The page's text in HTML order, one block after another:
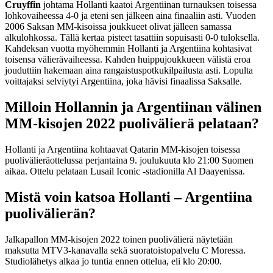
Cruyffin johtama Hollanti kaatoi Argentiinan turnauksen toisessa
lohkovaiheessa 4-0 ja eteni sen jälkeen aina finaaliin asti. Vuoden
2006 Saksan MM-kisoissa joukkueet olivat jälleen samassa
alkulohkossa. Tällä kertaa pisteet tasattiin sopuisasti 0-0 tuloksella.
Kahdeksan vuotta myöhemmin Hollanti ja Argentiina kohtasivat
toisensa välierävaiheessa. Kahden huippujoukkueen välistä eroa
jouduttiin hakemaan aina rangaistuspotkukilpailusta asti. Lopulta
voittajaksi selviytyi Argentiina, joka hävisi finaalissa Saksalle.
Milloin Hollannin ja Argentiinan välinen
MM-kisojen 2022 puolivälierä pelataan?
Hollanti ja Argentiina kohtaavat Qatarin MM-kisojen toisessa
puolivälieräottelussa perjantaina 9. joulukuuta klo 21:00 Suomen
aikaa. Ottelu pelataan Lusail Iconic -stadionilla Al Daayenissa.
Mistä voin katsoa Hollanti – Argentiina
puolivälierän?
Jalkapallon MM-kisojen 2022 toinen puolivälierä näytetään
maksutta MTV3-kanavalla sekä suoratoistopalvelu C Moressa.
Studiolähetys alkaa jo tuntia ennen ottelua, eli klo 20:00.